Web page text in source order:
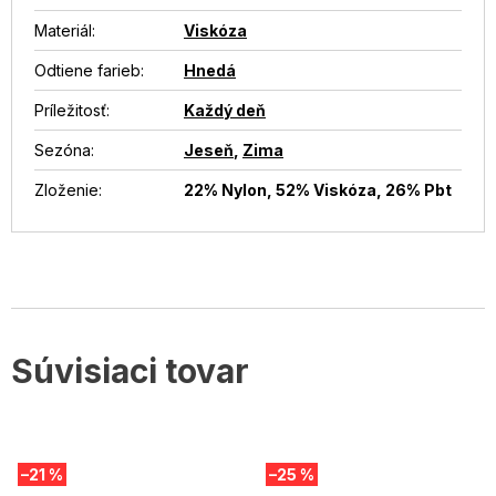
Súvisiaci tovar
–21 % –25 %
Materiál: Viskóza
Odtiene farieb: Hnedá
Príležitosť: Každý deň
Sezóna: Jeseň Zima
Zloženie: 22% Nylon, 52% Viskóza, 26% Pbt